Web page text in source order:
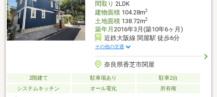
間取り 2LDK
建物面積104.28m2
土地面積138.72m2
築年月 2016年3月(築10年6ヶ月)
近鉄大阪線 関屋駅 徒歩6分
その他の交通
奈良県香芝市関屋
2階建て 駐車場あり
駐車2台
システムキッチン
オール電化 所有権